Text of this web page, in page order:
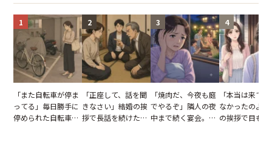
1
「また自転車が停ま
ってる」毎日勝手に
停められた自転車。
2
「正座して、話を聞
きなさい」結婚の挨
拶で長話を続けた義
3
「焼肉だ、今夜も庭
でやるぞ」隣人の夜
中まで続く宴会。我
4
「本当は来て
なかったのよ
の挨拶で目も